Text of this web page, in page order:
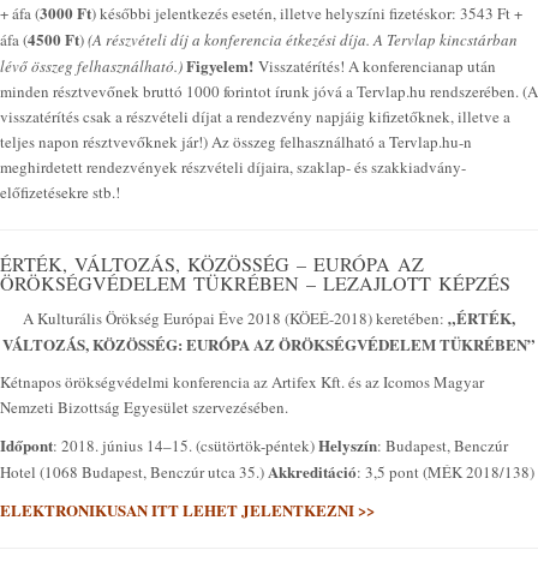
+ áfa (3000 Ft) későbbi jelentkezés esetén, illetve helyszíni fizetéskor: 3543 Ft +
áfa (4500 Ft)(A részvételi díj a konferencia étkezési díja. A Tervlap kincstárban
lévő összeg felhasználható.)Figyelem! Visszatérítés! A konferencianap után
minden résztvevőnek bruttó 1000 forintot írunk jóvá a Tervlap.hu rendszerében. (A
visszatérítés csak a részvételi díjat a rendezvény napjáig kifizetőknek, illetve a
teljes napon résztvevőknek jár!) Az összeg felhasználható a Tervlap.hu-n
meghirdetett rendezvények részvételi díjaira, szaklap- és szakkiadvány-
előfizetésekre stb.!
ÉRTÉK, VÁLTOZÁS, KÖZÖSSÉG – EURÓPA AZ
ÖRÖKSÉGVÉDELEM TÜKRÉBEN – LEZAJLOTT KÉPZÉS
A Kulturális Örökség Európai Éve 2018 (KÖEÉ-2018) keretében: „ÉRTÉK,
VÁLTOZÁS, KÖZÖSSÉG: EURÓPA AZ ÖRÖKSÉGVÉDELEM TÜKRÉBEN”
Kétnapos örökségvédelmi konferencia az Artifex Kft. és az Icomos Magyar
Nemzeti Bizottság Egyesület szervezésében.
Időpont: 2018. június 14–15. (csütörtök-péntek)Helyszín: Budapest, Benczúr
Hotel (1068 Budapest, Benczúr utca 35.)Akkreditáció: 3,5 pont (MÉK 2018/138)
ELEKTRONIKUSAN ITT LEHET JELENTKEZNI >>